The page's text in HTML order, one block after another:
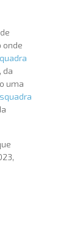
onde
, da
uma